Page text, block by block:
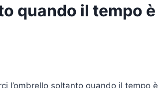
quando il tempo è
l’ombrello soltanto quando il tempo è